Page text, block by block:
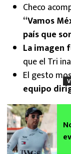
Checo
“Vamos
país que
La imagen
que el Tri
El gesto
equipo